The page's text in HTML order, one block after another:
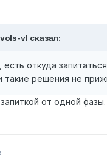
vols-vl сказал:
откуда
решения не
от одной